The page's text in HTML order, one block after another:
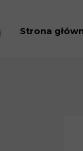
Strona